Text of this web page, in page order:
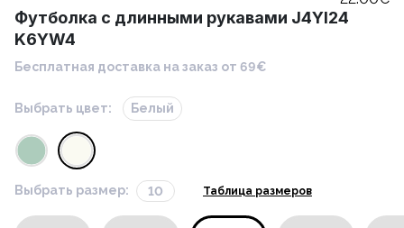
Футболка с длинными рукавами J4YI24
K6YW4
Бесплатная доставка на заказ от 69€
Выбрать цвет: Белый
Выбрать размер: 10 Таблица размеров